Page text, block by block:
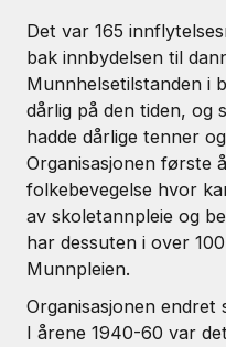
Det var 165
bak innbydelsen til
Munnhelsetilstanden i
dårlig på den tiden, og
hadde dårlige tenner
Organisasjonen første
folkebevegelse hvor
av skoletannpleie og
har dessuten i over
Munnpleien.
Organisasjonen endret
I årene 1940-60 var